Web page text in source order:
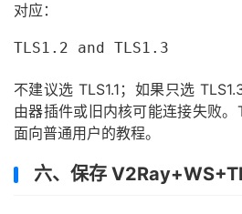
对应：
TLS1.2 and TLS1.3
不建议选 TLS1.1；如果只选
由器插件或旧内核可能连接失败
面向普通用户的教程。
六、保存